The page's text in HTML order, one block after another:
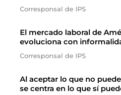
Corresponsal de IPS
El mercado laboral de
evoluciona con
Corresponsal de IPS
Al aceptar lo que no
se centra en lo que sí